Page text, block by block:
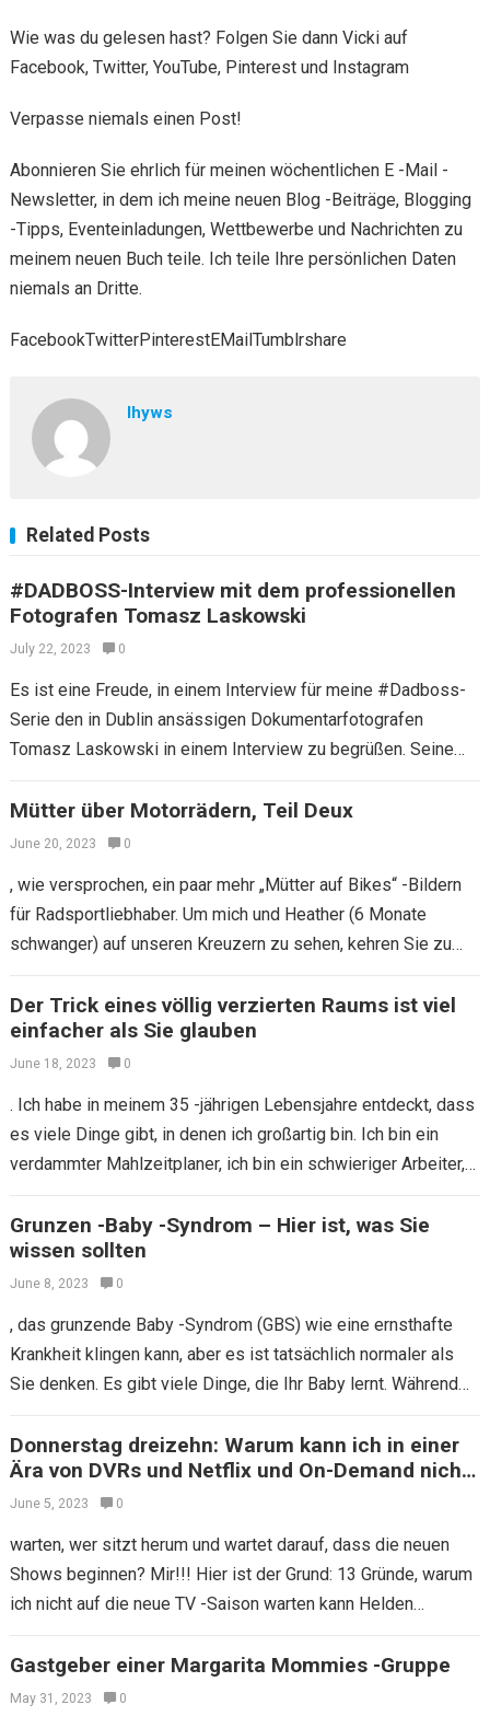
Wie was du gelesen hast? Folgen Sie dann Vicki auf
Facebook, Twitter, YouTube, Pinterest und Instagram
Verpasse niemals einen Post!
Abonnieren Sie ehrlich für meinen wöchentlichen E -Mail -
Newsletter, in dem ich meine neuen Blog -Beiträge, Blogging
-Tipps, Eventeinladungen, Wettbewerbe und Nachrichten zu
meinem neuen Buch teile. Ich teile Ihre persönlichen Daten
niemals an Dritte.
FacebookTwitterPinterestEMailTumblrshare
lhyws
Related Posts
#DADBOSS-Interview mit dem professionellen
Fotografen Tomasz Laskowski
July 22, 2023 0
Es ist eine Freude, in einem Interview für meine #Dadboss-
Serie den in Dublin ansässigen Dokumentarfotografen
Tomasz Laskowski in einem Interview zu begrüßen. Seine
Mütter über Motorrädern, Teil Deux
June 20, 2023 0
, wie versprochen, ein paar mehr „Mütter auf Bikes“ -Bildern
für Radsportliebhaber. Um mich und Heather (6 Monate
schwanger) auf unseren Kreuzern zu sehen, kehren Sie zu
Der Trick eines völlig verzierten Raums ist viel
einfacher als Sie glauben
June 18, 2023 0
. Ich habe in meinem 35 -jährigen Lebensjahre entdeckt, dass
es viele Dinge gibt, in denen ich großartig bin. Ich bin ein
verdammter Mahlzeitplaner, ich bin ein schwieriger Arbeiter,
Grunzen -Baby -Syndrom – Hier ist, was Sie
wissen sollten
June 8, 2023 0
, das grunzende Baby -Syndrom (GBS) wie eine ernsthafte
Krankheit klingen kann, aber es ist tatsächlich normaler als
Sie denken. Es gibt viele Dinge, die Ihr Baby lernt. Während
Donnerstag dreizehn: Warum kann ich in einer
Ära von DVRs und Netflix und On-Demand nicht
auf neue Fernsehsendungen
June 5, 2023 0
warten, wer sitzt herum und wartet darauf, dass die neuen
Shows beginnen? Mir!!! Hier ist der Grund: 13 Gründe, warum
ich nicht auf die neue TV -Saison warten kann Helden…
Gastgeber einer Margarita Mommies -Gruppe
May 31, 2023 0